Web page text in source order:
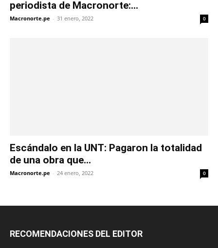
periodista de Macronorte:...
Macronorte.pe - 31 enero, 2022 0
Escándalo en la UNT: Pagaron la totalidad
de una obra que...
Macronorte.pe - 24 enero, 2022 0
RECOMENDACIONES DEL EDITOR